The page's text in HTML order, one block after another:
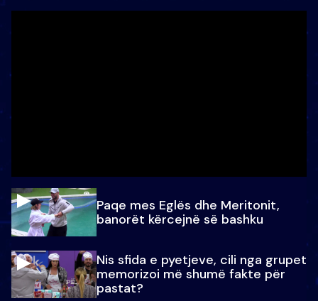
Paqe mes Eglës dhe Meritonit,
banorët kërcejnë së bashku
Nis sfida e pyetjeve, cili nga grupet
memorizoi më shumë fakte për
pastat?